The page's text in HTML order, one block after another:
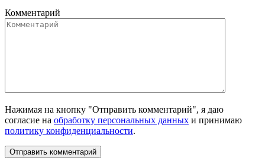
Комментарий
Нажимая на кнопку "Отправить комментарий", я даю
согласие на обработку персональных данных и принимаю
политику конфиденциальности.